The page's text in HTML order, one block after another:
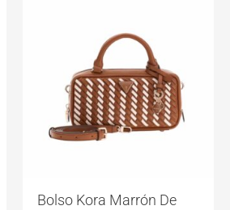
Bolso Kora Marrón De